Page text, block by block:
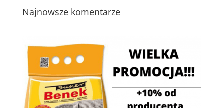
Najnowsze komentarze